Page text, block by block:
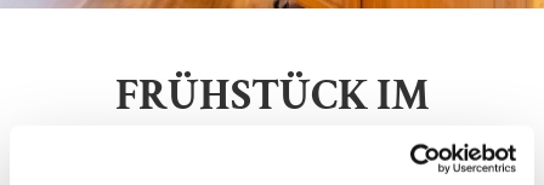
FRÜHSTÜCK IM
LANDHAUS HÖPEN